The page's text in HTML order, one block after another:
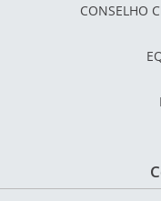
CONSELHO